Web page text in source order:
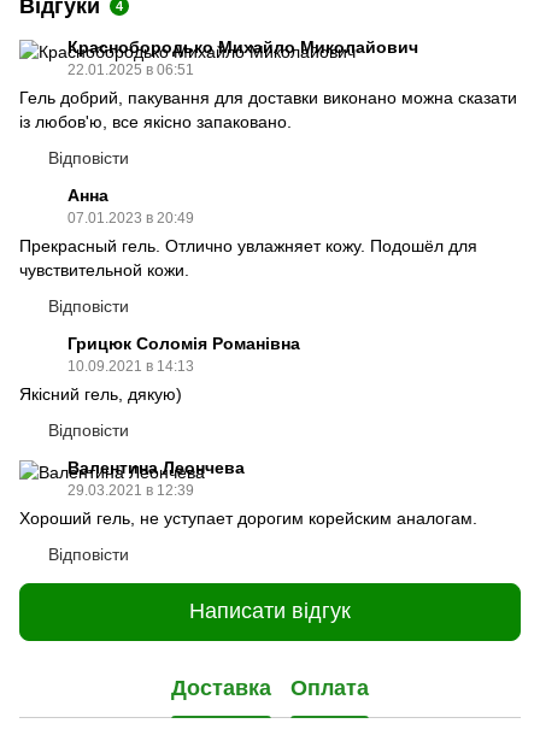
Відгуки 4
Краснобородько Михайло Миколайович
22.01.2025 в 06:51
Гель добрий, пакування для доставки виконано можна сказати
із любов'ю, все якісно запаковано.
Відповісти
Анна
07.01.2023 в 20:49
Прекрасный гель. Отлично увлажняет кожу. Подошёл для
чувствительной кожи.
Відповісти
Грицюк Соломія Романівна
10.09.2021 в 14:13
Якісний гель, дякую)
Відповісти
Валентина Леончева
29.03.2021 в 12:39
Хороший гель, не уступает дорогим корейским аналогам.
Відповісти
Написати відгук
Доставка Оплата